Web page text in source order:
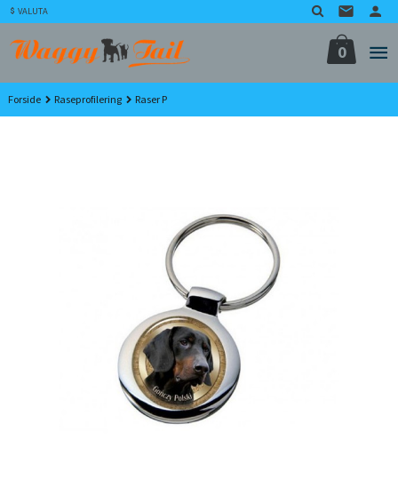
Gå
til
innholdet
VALUTA
0
Forside Raseprofilering Raser P